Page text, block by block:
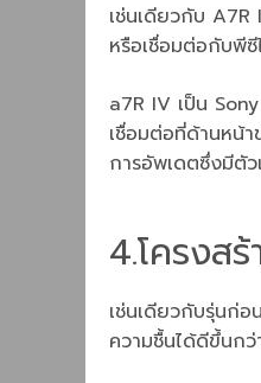
เช่นเดียวกับ
หรือเชื่อมต่อกับพีซี
a7R IV เป็น
เชื่อมต่อที่ด้านหน้
การอัพเดตซึ่งมีตั
4.โครงส
เช่นเดียวกับรุ่นก่
ความชื้นได้ดีขึ้นก